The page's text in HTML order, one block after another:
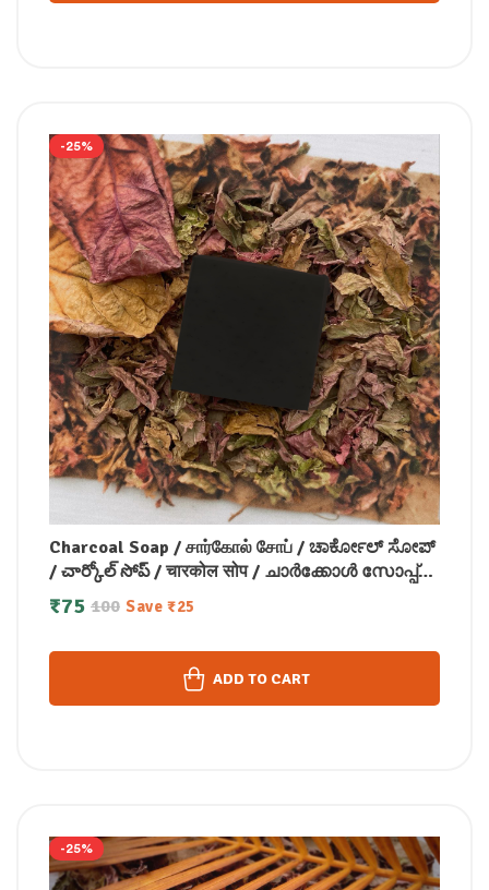
-25%
Charcoal Soap / சார்கோல் சோப் / ಚಾರ್ಕೋಲ್ ಸೋಪ್
/ చార్కోల్ సోప్ / चारकोल सोप / ചാർക്കോൾ സോപ്പ്
(100 GM)
100
₹75 Save ₹25
ADD TO CART
-25%